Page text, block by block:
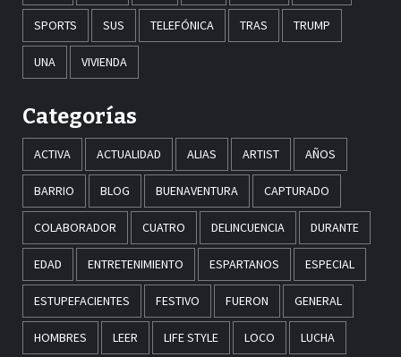
SPORTS SUS TELEFÓNICA TRAS TRUMP
UNA VIVIENDA
Categorías
ACTIVA ACTUALIDAD ALIAS ARTIST AÑOS
BARRIO BLOG BUENAVENTURA CAPTURADO
COLABORADOR CUATRO DELINCUENCIA DURANTE
EDAD ENTRETENIMIENTO ESPARTANOS ESPECIAL
ESTUPEFACIENTES FESTIVO FUERON GENERAL
HOMBRES LEER LIFE STYLE LOCO LUCHA